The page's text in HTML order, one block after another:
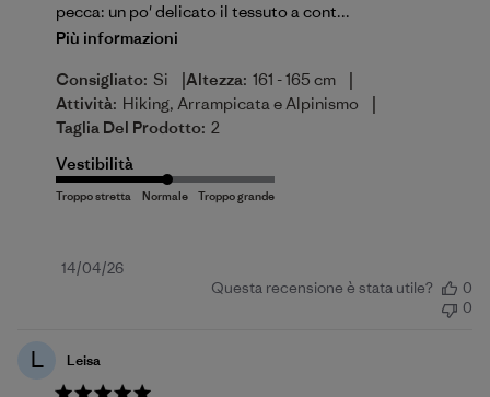
pecca: un po' delicato il tessuto a cont...
Più informazioni
Consigliato: Si |Altezza: 161 - 165 cm |
Attività: Hiking, Arrampicata e Alpinismo |
Taglia Del Prodotto: 2
Vestibilità
Data
14/04/26
Questa recensione è stata utile?
0
0
L Leisa